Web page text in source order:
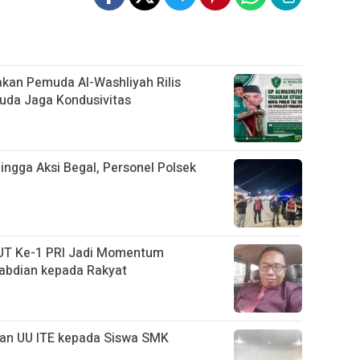
Pemuda Al-Washliyah Rilis
Jaga Kondusivitas
Aksi Begal, Personel Polsek
Ke-1 PRI Jadi Momentum
kepada Rakyat
UU ITE kepada Siswa SMK